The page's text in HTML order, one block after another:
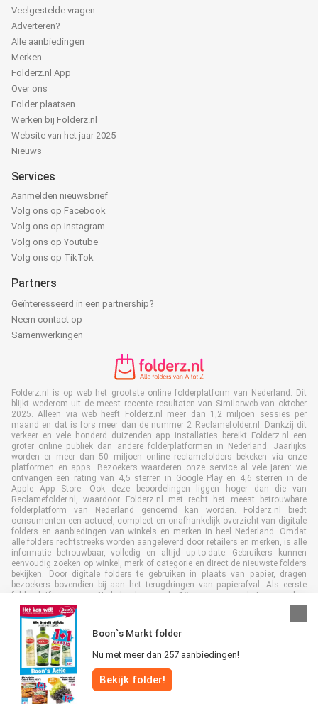
Boon`s Markt folder
Nu met meer dan 257 aanbiedingen!
Bekijk folder!
Veelgestelde vragen
Adverteren?
Alle aanbiedingen
Merken
Folderz.nl App
Over ons
Folder plaatsen
Werken bij Folderz.nl
Website van het jaar 2025
Nieuws
Services
Aanmelden nieuwsbrief
Volg ons op Facebook
Volg ons op Instagram
Volg ons op Youtube
Volg ons op TikTok
Partners
Geïnteresseerd in een partnership?
Neem contact op
Samenwerkingen
Folderz.nl is op web het grootste online folderplatform van Nederland. Dit
blijkt wederom uit de meest recente resultaten van Similarweb van oktober
2025. Alleen via web heeft Folderz.nl meer dan 1,2 miljoen sessies per
maand en dat is fors meer dan de nummer 2 Reclamefolder.nl. Dankzij dit
verkeer en vele honderd duizenden app installaties bereikt Folderz.nl een
groter online publiek dan andere folderplatformen in Nederland. Jaarlijks
worden er meer dan 50 miljoen online reclamefolders bekeken via onze
platformen en apps. Bezoekers waarderen onze service al vele jaren: we
ontvangen een rating van 4,5 sterren in Google Play en 4,6 sterren in de
Apple App Store. Ook deze beoordelingen liggen hoger dan die van
Reclamefolder.nl, waardoor Folderz.nl met recht het meest betrouwbare
folderplatform van Nederland genoemd kan worden. Folderz.nl biedt
consumenten een actueel, compleet en onafhankelijk overzicht van digitale
folders en aanbiedingen van winkels en merken in heel Nederland. Omdat
alle folders rechtstreeks worden aangeleverd door retailers en merken, is alle
informatie betrouwbaar, volledig en altijd up-to-date. Gebruikers kunnen
eenvoudig zoeken op winkel, merk of categorie en direct de nieuwste folders
bekijken. Door digitale folders te gebruiken in plaats van papier, dragen
bezoekers bovendien bij aan het terugdringen van papierafval. Als eerste
folderplatform van Nederland en al 19 jaar specialist in online
folderpublicaties, heeft Folderz.nl duurzame samenwerkingen opgebouwd
met retailers en merken. Hierdoor zijn we uitgegroeid tot de toonaangevende
speler in de digitale foldermarkt.
Alle rechten voorbehouden © Folderz.nl 2026 |